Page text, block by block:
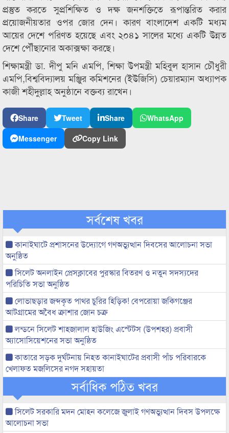
প্রস্তুত করতে সুপ্রশিক্ষিত ও দক্ষ জনশক্তিতে রূপান্তরিত করার
প্রয়োজনীয়তার ওপর জোর দেন। কারণ বাংলাদেশ একটি মধ্যম
আয়ের দেশে পরিণত হয়েছে এবং ২০৪১ সালের মধ্যে একটি উন্নত
দেশে পৌঁছানোর অকাক্সক্ষা করছে।
শিক্ষামন্ত্রী ডা. দীপু মনি এমপি, শিক্ষা উপমন্ত্রী মহিবুল হাসান চৌধুরী
এমপি,বিশ্ববিদ্যালয় মঞ্জুির কমিশনের (ইউজিসি) চেয়ারম্যান অধ্যাপক
কাজী শহীদুল্লাহ অনুষ্ঠানে বক্তব্য রাখেন।
Share Tweet Share
WhatsApp
Messenger
Copy Link
সর্বশেষ খবর
কানাইঘাটে প্রশাসনের উদ্যোগে গণঅভ্যুত্থান দিবসের আলোচনা সভা
অনুষ্ঠিত
সিলেট অনলাইন প্রেসক্লাবের পুরস্কার বিতরণ ও নতুন সদস্যদের
পরিচিতি সভা অনুষ্ঠিত
লোভাছড়ার জব্দকৃত পাথর চুরির হিড়িক! বেপরোয়া জকিগঞ্জের
আটগ্রামের অবৈধ ক্রাশার জোন চক্র
লন্ডনে সিলেট শাহজালাল হাউজিং এস্টেটস (উপশহর) প্রবাসী
অ্যাসোসিয়েশনের সভা অনুষ্ঠিত
কাতারে সড়ক দুর্ঘটনায় নিহত কানাইঘাটের প্রবাসী পাঁচ পরিবারকে
খেলাফত মজলিসের নগদ সহায়তা
সর্বাধিক পঠিত খবর
সিলেট সরকারি মদন মোহন কলেজে জুলাই গণঅভ্যুত্থান দিবস উপলক্ষে
আলোচনা সভা